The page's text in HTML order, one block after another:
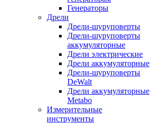
Генераторы
Дрели
Дрели-шуруповерты
Дрели-шуруповерты
аккумуляторные
Дрели электрические
Дрели аккумуляторные
Дрели-шуруповерты
DeWalt
Дрели аккумуляторные
Metabo
Измерительные
инструменты